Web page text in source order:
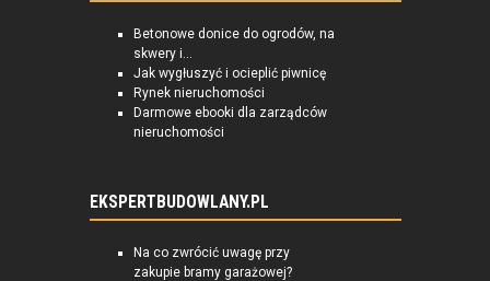
Betonowe donice do ogrodów, na
skwery i...
Jak wygłuszyć i ocieplić piwnicę
Rynek nieruchomości
Darmowe ebooki dla zarządców
nieruchomości
EKSPERTBUDOWLANY.PL
Na co zwrócić uwagę przy
zakupie bramy garażowej?